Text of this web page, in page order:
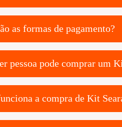
as formas de pagamento?
pessoa pode comprar um
a compra de Kit